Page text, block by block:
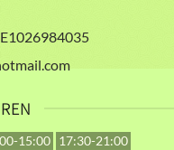
15:00 17:30-21:00